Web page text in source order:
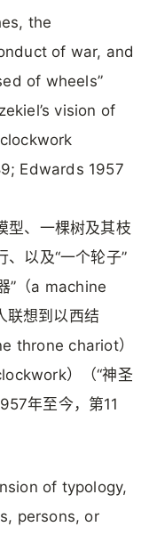
the
of war, and
of wheels”
vision of
Edwards 1957
型、一棵树及其枝
以及“一个轮子”
”（a machine
想到以西结
throne chariot）
）（“神圣
年至今，第11
of typology,
persons, or